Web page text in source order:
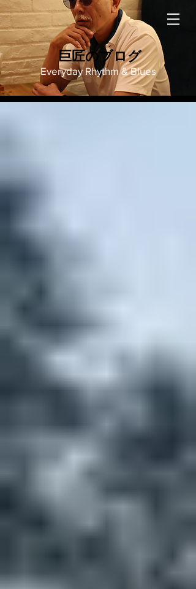
巨匠のブログ
Everyday Rhythm & Blues